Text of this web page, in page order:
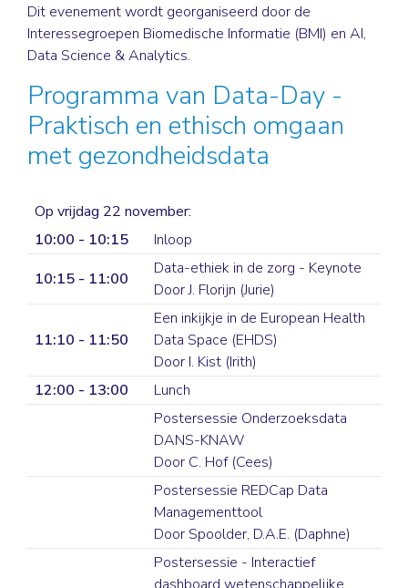
Dit evenement wordt georganiseerd door de
Interessegroepen Biomedische Informatie (BMI) en AI,
Data Science & Analytics.
Programma van Data-Day -
Praktisch en ethisch omgaan
met gezondheidsdata
Op vrijdag 22 november:
10:00 - 10:15
Inloop
10:15 - 11:00
Data-ethiek in de zorg - Keynote
Door J. Florijn (Jurie)
11:10 - 11:50
Een inkijkje in de European Health
Data Space (EHDS)
Door I. Kist (Irith)
12:00 - 13:00
Lunch
Postersessie Onderzoeksdata
DANS-KNAW
Door C. Hof (Cees)
Postersessie REDCap Data
Managementtool
Door Spoolder, D.A.E. (Daphne)
Postersessie - Interactief